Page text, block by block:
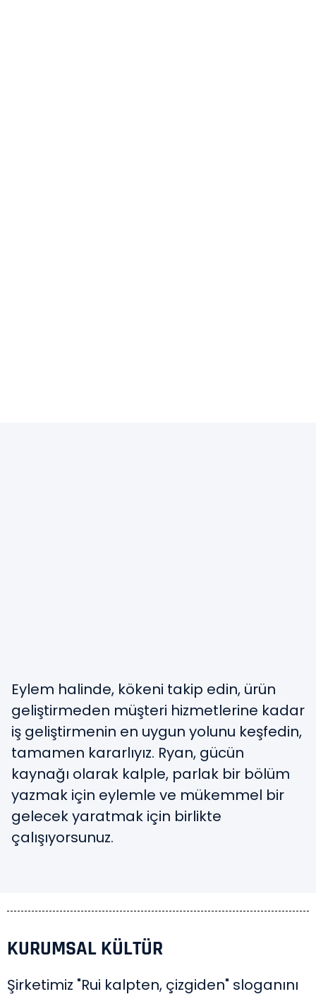
Eylem halinde, kökeni takip edin, ürün
geliştirmeden müşteri hizmetlerine kadar
iş geliştirmenin en uygun yolunu keşfedin,
tamamen kararlıyız. Ryan, gücün
kaynağı olarak kalple, parlak bir bölüm
yazmak için eylemle ve mükemmel bir
gelecek yaratmak için birlikte
çalışıyorsunuz.
KURUMSAL KÜLTÜR
Şirketimiz "Rui kalpten, çizgiden" sloganını